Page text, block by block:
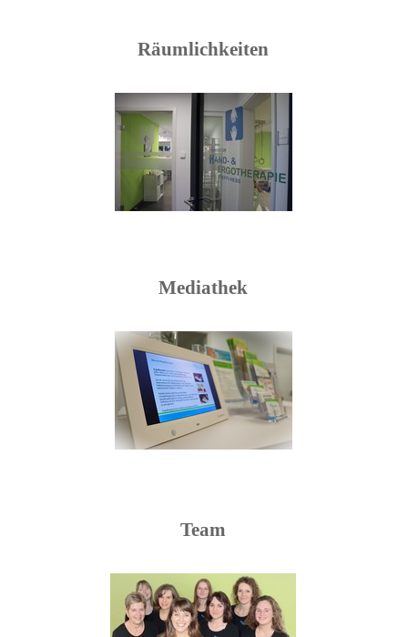
Räumlichkeiten
Mediathek
Team